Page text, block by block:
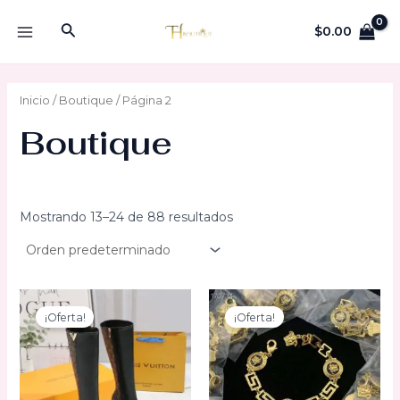
Buscar $0.00
Inicio / Boutique / Página 2
Boutique
Mostrando 13–24 de 88 resultados
¡Oferta! ¡Oferta!